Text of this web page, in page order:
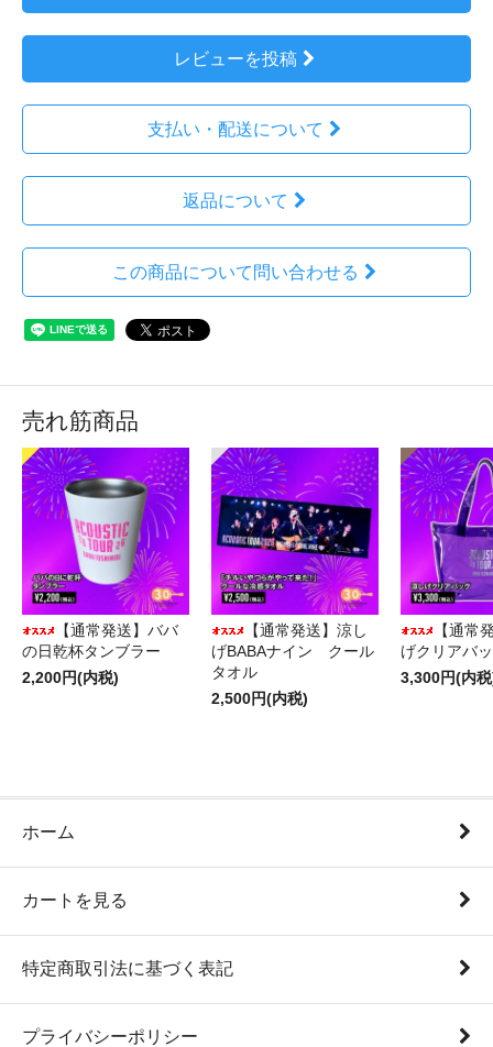
レビューを投稿
支払い・配送について
返品について
この商品について問い合わせる
売れ筋商品
【通常発送】ババ
の日乾杯タンブラー
2,200円(内税)
【通常発送】涼し
げBABAナイン クール
タオル
2,500円(内税)
【通常
げクリアバ
3,300円(内
ホーム
カートを見る
特定商取引法に基づく表記
プライバシーポリシー